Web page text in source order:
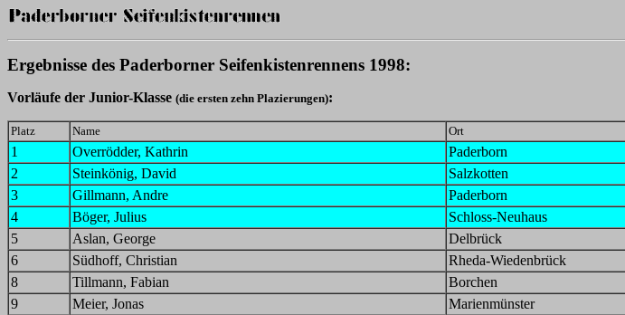
Ergebnisse des Paderborner Seifenkistenrennens 1998:
Vorläufe der Junior-Klasse (die ersten zehn Plazierungen):
Platz Name Ort
1 Overrödder, Kathrin Paderborn
2
Steinkönig, David Salzkotten
3
Gillmann, Andre Paderborn
4
Böger, Julius Schloss-Neuhaus
5
Aslan, George Delbrück
6
Südhoff, Christian Rheda-Wiedenbrück
8
Tillmann, Fabian Borchen
9
Meier, Jonas Marienmünster